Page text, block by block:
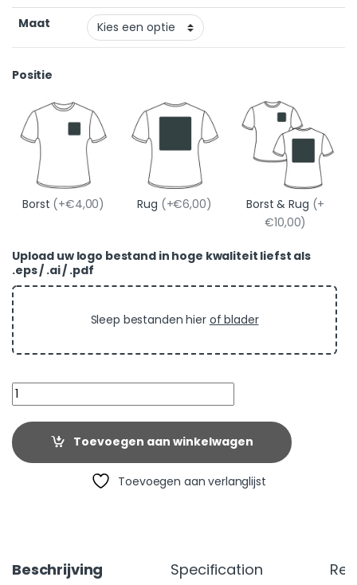
Maat
Positie
Borst (+€4,00) Rug (+€6,00) Borst & Rug (+
€10,00)
Upload uw logo bestand in hoge kwaliteit liefst als
.eps / .ai / .pdf
Sleep bestanden hier of blader
Quantity
Toevoegen aan winkelwagen
Toevoegen aan verlanglijst
Beschrijving Specification